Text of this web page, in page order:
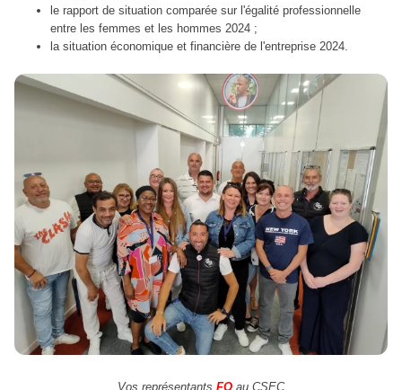
le rapport de situation comparée sur l'égalité professionnelle
entre les femmes et les hommes 2024 ;
la situation économique et financière de l'entreprise 2024.
Vos représentants FO au CSEC